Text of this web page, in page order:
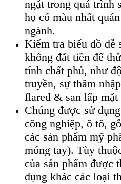
ngặt trong quá trình
họ có màu nhất
ngành.
Kiểm tra biểu đồ dễ
không đắt tiền để
tính chất phủ, như
truyền, sự thâm
flared & san lấp mặt
Chúng được sử
công nghiệp, ô tô,
các sản phẩm mỹ
móng tay). Tùy
của sản phẩm được
dụng khác các loại